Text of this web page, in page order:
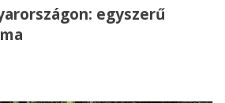
egyszerű